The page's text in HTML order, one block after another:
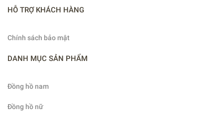
HỖ TRỢ KHÁCH HÀNG
Chính sách bảo mật
DANH MỤC SẢN PHẨM
Đồng hồ nam
Đồng hồ nữ